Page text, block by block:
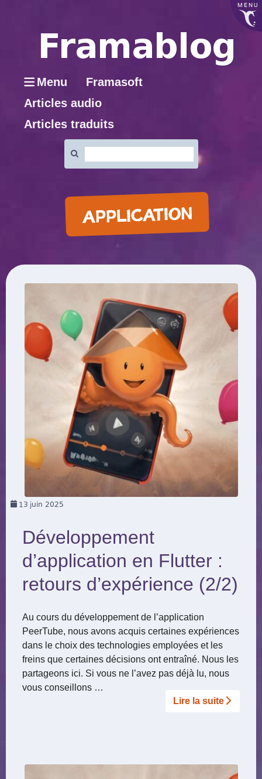
MENU
Menu
Framasoft
Articles audio
Articles traduits
:
APPLICATION
13 juin 2025
Développement
d’application en Flutter :
retours d’expérience (2/2)
Au cours du développement de l’application
PeerTube, nous avons acquis certaines expériences
dans le choix des technologies employées et les
freins que certaines décisions ont entraîné. Nous les
partageons ici. Si vous ne l’avez pas déjà lu, nous
vous conseillons …
Lire la suite­­